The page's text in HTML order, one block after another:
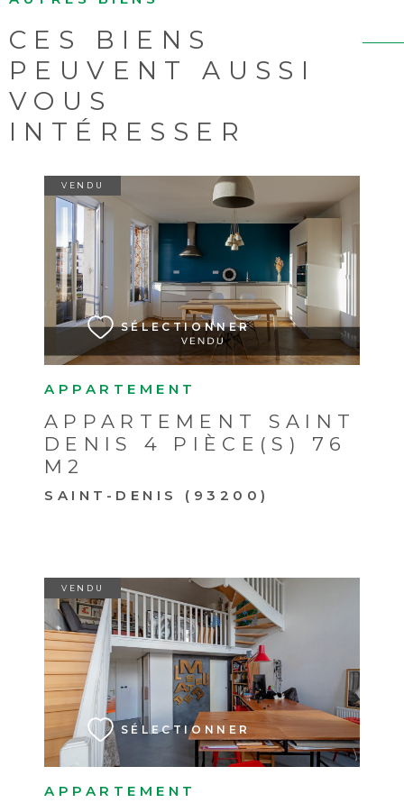
CES BIENS
PEUVENT AUSSI
VOUS
INTÉRESSER
APPARTEMENT
APPARTEMENT SAINT
DENIS 4 PIÈCE(S) 76
M2
SAINT-DENIS (93200)
VENDU
SÉLECTIONNER
VOIR LE BIEN
APPARTEMENT
VENDU
SÉLECTIONNER
VOIR LE BIEN